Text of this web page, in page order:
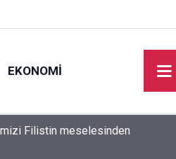
EKONOMI
Filistin meselesinden